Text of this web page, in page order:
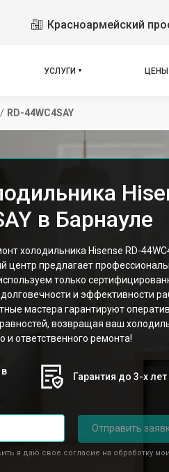
Красноармейский
УСЛУГИ ЦЕНЫ
/ RD-44WC4SAY
в Барнауле
холодильника Hisense RD-
центр предлагает
только
и эффективности
мастера гарантируют
возвращая ваш
и ответственного ремонта!
Гарантия до 3-х лет
Отправить
я даю свое согласие на обработку